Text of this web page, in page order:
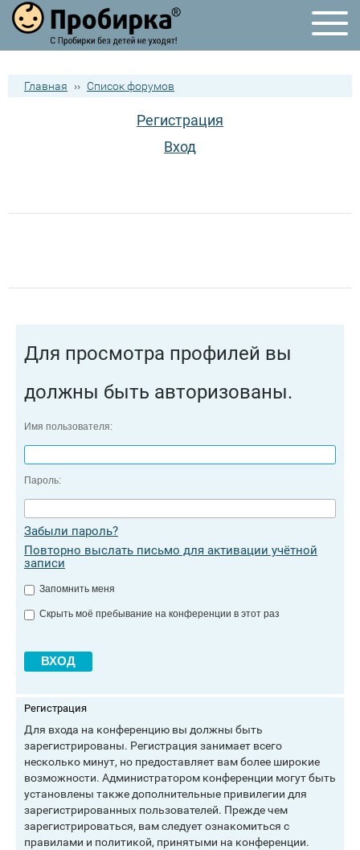
Главная ›› Список форумов
Регистрация
Вход
Для просмотра профилей вы
должны быть авторизованы.
Имя пользователя:
Пароль:
Забыли пароль?
Повторно выслать письмо для активации учётной
записи
Запомнить меня
Скрыть моё пребывание на конференции в этот раз
Регистрация
Для входа на конференцию вы должны быть
зарегистрированы. Регистрация занимает всего
несколько минут, но предоставляет вам более широкие
возможности. Администратором конференции могут быть
установлены также дополнительные привилегии для
зарегистрированных пользователей. Прежде чем
зарегистрироваться, вам следует ознакомиться с
правилами и политикой, принятыми на конференции.